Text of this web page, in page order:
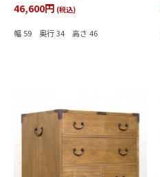
46,600円 (税込)
幅 59 奥行 34 高さ 46